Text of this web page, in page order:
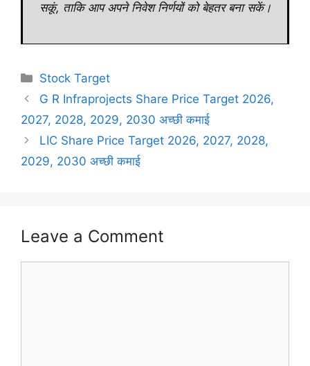
सकूं, ताकि आप अपने निवेश निर्णयों को बेहतर बना सकें।
Categories
Stock Target
G R Infraprojects Share Price Target 2026,
2027, 2028, 2029, 2030 अच्छी कमाई
LIC Share Price Target 2026, 2027, 2028,
2029, 2030 अच्छी कमाई
Leave a Comment